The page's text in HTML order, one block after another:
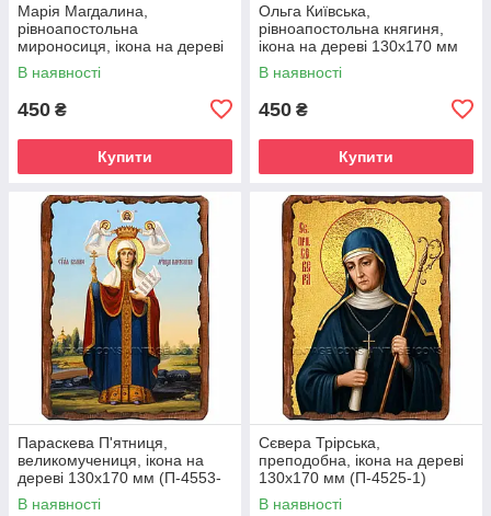
Марія Магдалина,
рівноапостольна
мироносиця, ікона на дереві
130х170 мм (П-4546-1)
В наявності
450 ₴
Купити
Ольга Київська,
рівноапостольна княгиня,
ікона на дереві 130х170 мм
(П-4551-1)
В наявності
450 ₴
Купити
Параскева П'ятниця,
великомучениця, ікона на
дереві 130х170 мм (П-4553-
1)
В наявності
Сєвера Трірська,
преподобна, ікона на дереві
130х170 мм (П-4525-1)
В наявності